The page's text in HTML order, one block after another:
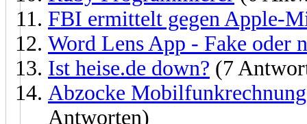
FBI ermittelt gegen Apple-
Word Lens App - Fake oder
Ist heise.de down? (7
Abzocke
Antworten)